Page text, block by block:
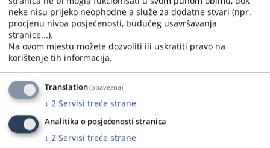
neke nisu prijeko neophodne a služe za dodatne stvari (npr.
procjenu nivoa posjećenosti, budućeg usavršavanja
stranice...).
Na ovom mjestu možete dozvoliti ili uskratiti pravo na
korištenje tih informacija.
Translation(obavezna)
↓ 2 Servisi treće strane
Analitika o posjećenosti stranica
↓ 2 Servisi treće strane